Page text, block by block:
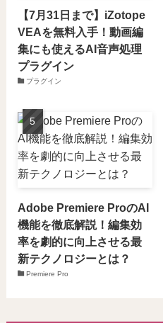
【7月31日まで】iZotope
VEAを無料入手！動画編
集にも使えるAI音声処理
プラグイン
プラグイン
Adobe Premiere ProのAI
機能を徹底解説！編集効
率を劇的に向上させる最
新テクノロジーとは？
Premiere Pro